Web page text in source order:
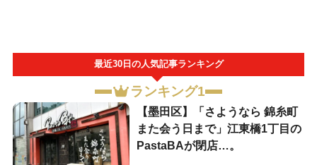
最近30日の人気記事ランキング
ランキング1
【墨田区】「さようなら 錦糸町
また会う日まで」江東橋1丁目の
PastaBAが閉店…。